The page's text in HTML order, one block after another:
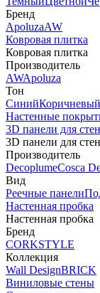
Бренд
ApoluzaAW
Ковровая плитка
Ковровая плитка
Производитель
AWApoluza
Тон
СинийКоричневый
Настенные
3D панели для стен
3D панели для стен
Производитель
DecoplumeCosca
Вид
Реечные панели
Настенная пробка
Настенная пробка
Бренд
CORKSTYLE
Коллекция
Wall DesignBRICK
Виниловые стены